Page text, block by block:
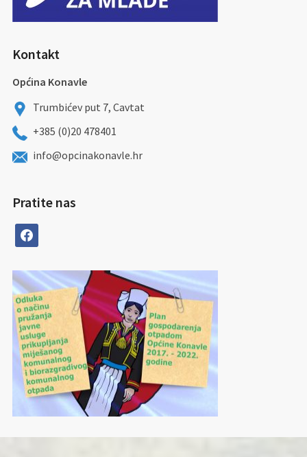
Kontakt
Općina Konavle
Trumbićev put 7, Cavtat
+385 (0)20 478401
info@opcinakonavle.hr
Pratite nas
facebook